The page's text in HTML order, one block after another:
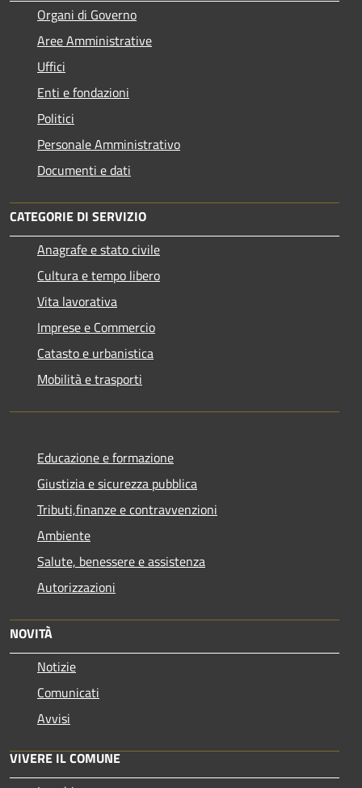
Organi di Governo
Aree Amministrative
Uffici
Enti e fondazioni
Politici
Personale Amministrativo
Documenti e dati
CATEGORIE DI SERVIZIO
Anagrafe e stato civile
Cultura e tempo libero
Vita lavorativa
Imprese e Commercio
Catasto e urbanistica
Mobilità e trasporti
Educazione e formazione
Giustizia e sicurezza pubblica
Tributi,finanze e contravvenzioni
Ambiente
Salute, benessere e assistenza
Autorizzazioni
NOVITÀ
Notizie
Comunicati
Avvisi
VIVERE IL COMUNE